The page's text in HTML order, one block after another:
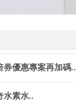
券優惠專案再加碼..
水素水..